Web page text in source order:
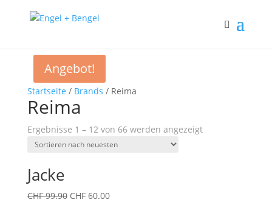
Startseite / Brands / Reima
Reima
Ergebnisse 1 – 12 von 66 werden angezeigt
Angebot!
Jacke
CHF99.90 CHF60.00